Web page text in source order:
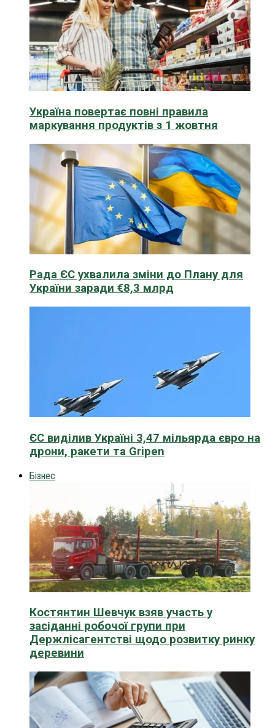
Україна повертає повні правила
маркування продуктів з 1 жовтня
Рада ЄС ухвалила зміни до Плану для
України заради €8,3 млрд
ЄС виділив Україні 3,47 мільярда євро на
дрони, ракети та Gripen
Бізнес
Костянтин Шевчук взяв участь у
засіданні робочої групи при
Держлісагентстві щодо розвитку ринку
деревини